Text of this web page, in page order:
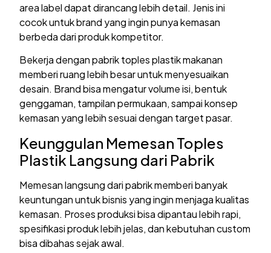
area label dapat dirancang lebih detail. Jenis ini
cocok untuk brand yang ingin punya kemasan
berbeda dari produk kompetitor.
Bekerja dengan pabrik toples plastik makanan
memberi ruang lebih besar untuk menyesuaikan
desain. Brand bisa mengatur volume isi, bentuk
genggaman, tampilan permukaan, sampai konsep
kemasan yang lebih sesuai dengan target pasar.
Keunggulan Memesan Toples
Plastik Langsung dari Pabrik
Memesan langsung dari pabrik memberi banyak
keuntungan untuk bisnis yang ingin menjaga kualitas
kemasan. Proses produksi bisa dipantau lebih rapi,
spesifikasi produk lebih jelas, dan kebutuhan custom
bisa dibahas sejak awal.